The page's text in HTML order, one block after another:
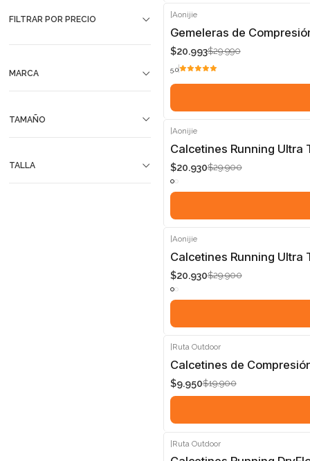
FILTRAR POR PRECIO
MARCA
TAMAÑO
TALLA
-30%
Aonijie
Gemeleras de
$20.993$29.990
5.0
-30%
|Aonijie
Calcetines Running Ultra
$20.930$29.900
-30%
|Aonijie
Calcetines Running Ultra
$20.930$29.900
-50%
|Ruta Outdoor
Calcetines de
$9.950$19.900
|Ruta Outdoor